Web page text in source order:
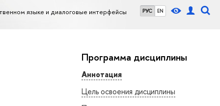
РУС EN
языке и диалоговые интерфейсы
Программа дисциплины
Аннотация
Цель освоения дисциплины